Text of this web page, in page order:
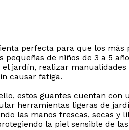
perfecta para que los
de niños de 3 a 5
jardín, realizar
causar fatiga.
estos guantes cuentan
herramientas ligeras de
las manos frescas, secas
la piel sensible de